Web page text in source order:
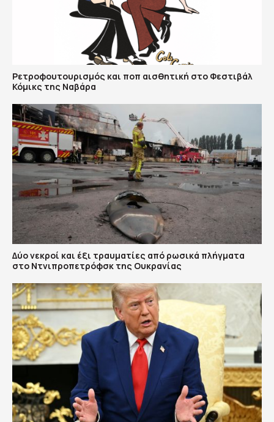
Ρετροφουτουρισμός και ποπ αισθητική στο Φεστιβάλ
Κόμικς της Ναβάρα
Δύο νεκροί και έξι τραυματίες από ρωσικά πλήγματα
στο Ντνιπροπετρόφσκ της Ουκρανίας